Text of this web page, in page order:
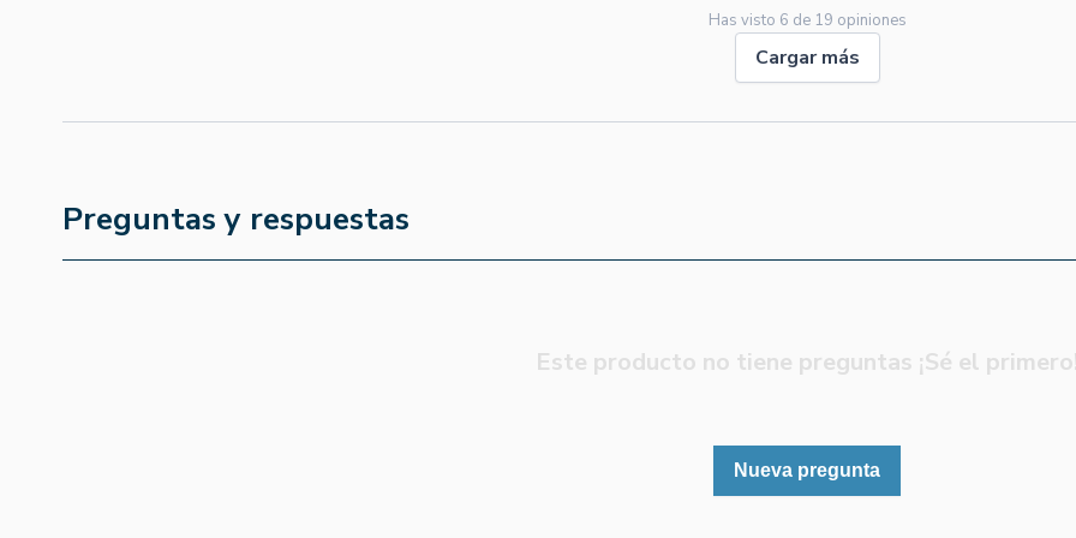
Has visto 6 de 19 opiniones
Cargar más
Preguntas y respuestas
Este producto no tiene preguntas ¡Sé el
Nueva pregunta